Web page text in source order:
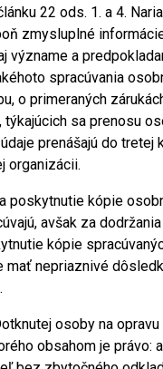
22 ods. 1. a 4.
zmysluplné
význame a
spracúvania
o primeraných
týkajúcich sa prenosu
prenášajú do tretej
organizácii.
poskytnutie kópie
avšak za
kópie
mať nepriaznivé
osoby na
obsahom je právo: